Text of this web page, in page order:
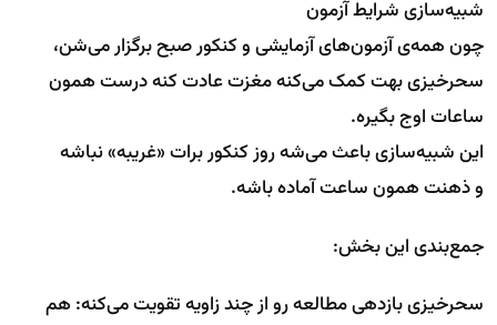
شبیه‌سازی شرایط آزمون
چون همه‌ی آزمون‌های آزمایشی و کنکور صبح برگزار می‌شن،
سحرخیزی بهت کمک می‌کنه مغزت عادت کنه درست همون
ساعات اوج بگیره.
این شبیه‌سازی باعث می‌شه روز کنکور برات «غریبه» نباشه
و ذهنت همون ساعت آماده باشه.
جمع‌بندی این بخش:
سحرخیزی بازدهی مطالعه رو از چند زاویه تقویت می‌کنه: هم